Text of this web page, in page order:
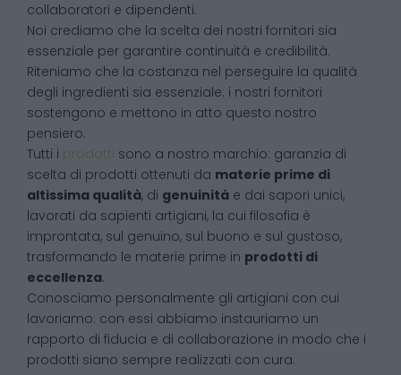
collaboratori e dipendenti.
Noi crediamo che la scelta dei nostri fornitori sia
essenziale per garantire continuità e credibilità.
Riteniamo che la costanza nel perseguire la qualità
degli ingredienti sia essenziale: i nostri fornitori
sostengono e mettono in atto questo nostro
pensiero.
Tutti i prodotti sono a nostro marchio: garanzia di
scelta di prodotti ottenuti da materie prime di
altissima qualità, di genuinità e dai sapori unici,
lavorati da sapienti artigiani, la cui filosofia è
improntata, sul genuino, sul buono e sul gustoso,
trasformando le materie prime in prodotti di
eccellenza.
Conosciamo personalmente gli artigiani con cui
lavoriamo: con essi abbiamo instauriamo un
rapporto di fiducia e di collaborazione in modo che i
prodotti siano sempre realizzati con cura.